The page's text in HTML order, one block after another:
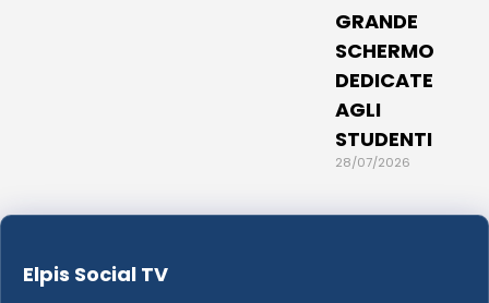
GRANDE
SCHERMO
DEDICATE
AGLI
STUDENTI
28/07/2026
Elpis Social TV